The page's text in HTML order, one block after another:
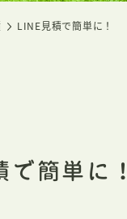
LINE見積で簡単に！
簡単に！